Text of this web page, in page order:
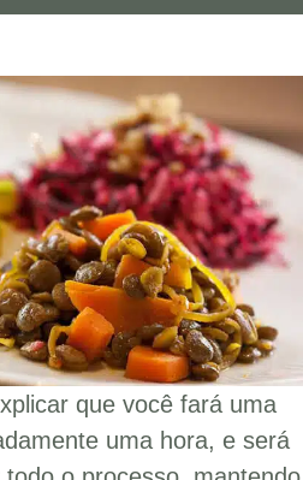
que você fará uma
uma hora, e será